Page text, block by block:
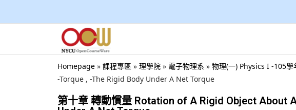
Homepage » 課程專區 » 理學院 » 電子物理系 » 物理(一) Physics I -105
-Torque , -The Rigid Body Under A Net Torque
第十章 轉動慣量 Rotation of A Rigid Object About